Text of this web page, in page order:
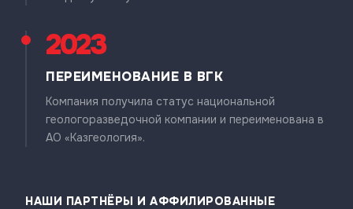
2023
ПЕРЕИМЕНОВАНИЕ В ВГК
Компания получила статус национальной
геологоразведочной компании и переименована в
АО «Казгеология».
НАШИ ПАРТНЁРЫ И АФФИЛИРОВАННЫЕ